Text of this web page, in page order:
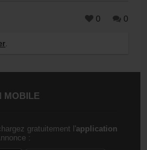
0 0
.
MOBILE
gratuitement l'application
: